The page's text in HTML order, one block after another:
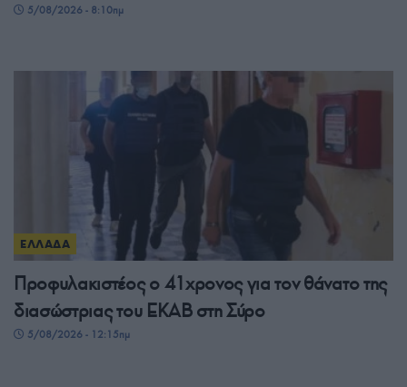
5/08/2026 - 8:10πμ
ΕΛΛΑΔΑ
Προφυλακιστέος ο 41χρονος για τον θάνατο της
διασώστριας του ΕΚΑΒ στη Σύρο
5/08/2026 - 12:15πμ